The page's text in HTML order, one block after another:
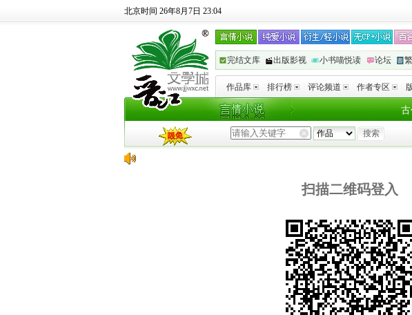
北京时间 26年8月7日 23:04
完结文库 出版影视 小书喵悦读 论坛
作品库 排行榜 评论频道 作者专区
扫描二维码登入